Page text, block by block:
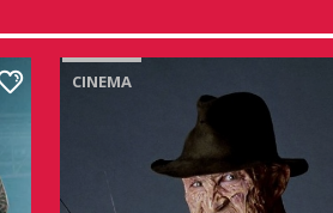
CINEMA